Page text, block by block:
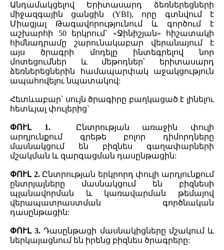
Անդամակցելով Երիտասարդ ձեռներեցների
միջազգային ցանցին (YBI), որը գտնվում է
Միացյալ Թագավորությունում և գործում է
աշխարհի 50 երկրում` «Ջինիշյան» հիշատակի
հիմնադրամը շարունակաբար վերանայում է
այս ծրագրի մոդելը ինտեգրելով նոր
մոտեցումներ և մեթոդներ՝ երիտասարդ
ձեռներեցներին համապարփակ աջակցություն
ապահովելու նպատակով:
Հետևաբար՝ սույն ծրագիրը բաղկացած է լինելու
հետևյալ փուլերից`
ՓՈՒԼ 1.Ընտրության առաջին փուլի
արդյունքում գրեթե բոլոր դիմորդները
մասնակցում են բիզնես գաղափարների
մշակման և զարգացման դասընթացին:
ՓՈՒԼ 2.Ընտրության երկրորդ փուլի արդյունքում
ընտրյալները մասնակցում են բիզնեսի
պլանավորման և կառավարման թեմայով
վերապատրաստման գործնական
դասընթացին:
ՓՈՒԼ 3. Դասընթացի մասնակիցները մշակում և
ներկայացնում են իրենց բիզնես ծրագրերը: